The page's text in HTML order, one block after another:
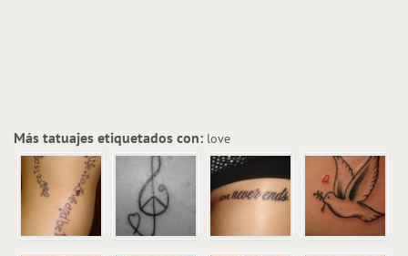
Más tatuajes etiquetados con: love